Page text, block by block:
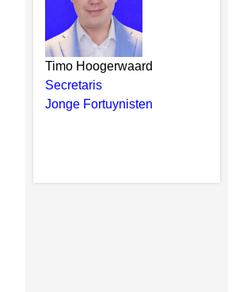
Timo Hoogerwaard
Secretaris
Jonge Fortuynisten